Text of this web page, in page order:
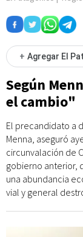
+ Agregar El
Según
el cambio"
El precandidato a
Menna, aseguró
circunvalación de
gobierno anterior,
una abundancia
vial y general